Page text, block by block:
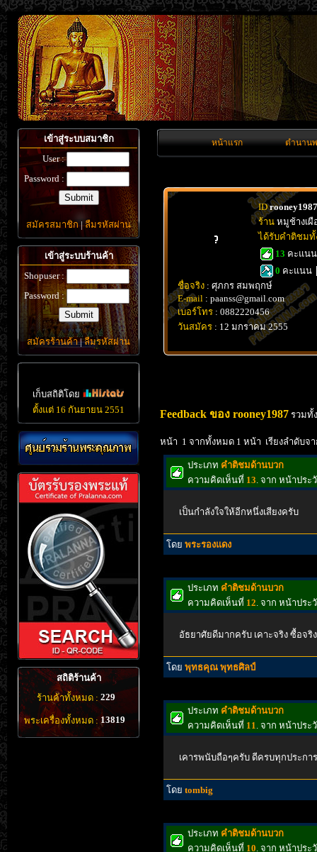
เข้าสู่ระบบสมาชิก
User :
Password :
สมัครสมาชิก|ลืมรหัสผ่าน
เข้าสู่ระบบร้านค้า
Shopuser :
Password :
สมัครร้านค้า|ลืมรหัสผ่าน
เก็บสถิติโดย
ตั้งแต่ 16 กันยายน 2551
สถิติร้านค้า
ร้านค้าทั้งหมด : 229
พระเครื่องทั้งหมด : 13819
หน้าแรก ตำนาน
ID rooney1987
ร้าน หมูช้างเผื
ได้รับคำติชม
13 คะแน
0 คะแนน
ชื่อจริง : ศุภกร สมพฤกษ์
E-mail : paanss@gmail.com
เบอร์โทร : 0882220456
วันสมัคร : 12 มกราคม 2555
Feedback ของ rooney1987 รวมทั้
หน้า 1 จากทั้งหมด 1 หน้า เรียงลำดับจา
ประเภท คำติชมด้านบวก
ความคิดเห็นที่ 13. จาก หน้าประ
เป็นกำลังใจให้อีกหนึ่งเสียงครับ
โดย พระรองแดง
ประเภท คำติชมด้านบวก
ความคิดเห็นที่ 12. จาก หน้าประ
อัธยาศัยดีมากครับ เคาะจริง ซื้อจริ
โดย พุทธคุณ พุทธศิลป์
ประเภท คำติชมด้านบวก
ความคิดเห็นที่ 11. จาก หน้าประ
เคารพนับถือๆครับ ดีครบทุกประก
โดย tombig
ประเภท คำติชมด้านบวก
ความคิดเห็นที่ 10. จาก หน้าประ